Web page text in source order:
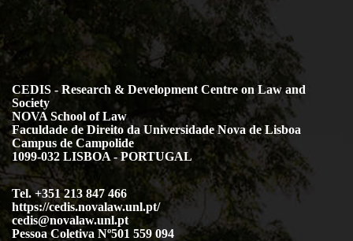
CEDIS - Research & Development Centre on Law and
Society
NOVA School of Law
Faculdade de Direito da Universidade Nova de Lisboa
Campus de Campolide
1099-032 LISBOA - PORTUGAL
Tel. +351 213 847 466
https://cedis.novalaw.unl.pt/
cedis@novalaw.unl.pt
Pessoa Coletiva Nº501 559 094